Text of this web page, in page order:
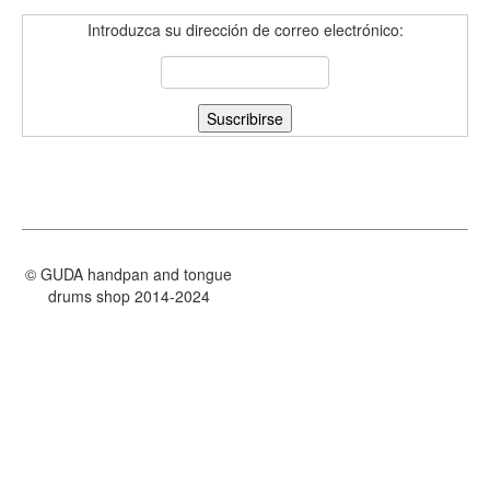
Introduzca su dirección de correo electrónico:
©GUDA handpan and tongue
drums shop2014-2024